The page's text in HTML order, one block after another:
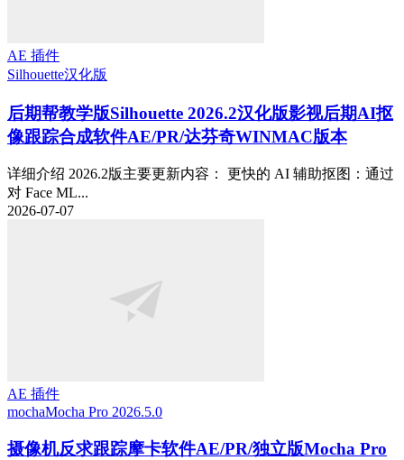
AE 插件
Silhouette汉化版
后期帮教学版Silhouette 2026.2汉化版影视后期AI抠
像跟踪合成软件AE/PR/达芬奇WINMAC版本
详细介绍 2026.2版主要更新内容： 更快的 AI 辅助抠图：通过
对 Face ML...
2026-07-07
AE 插件
mochaMocha Pro 2026.5.0
摄像机反求跟踪摩卡软件AE/PR/独立版Mocha Pro